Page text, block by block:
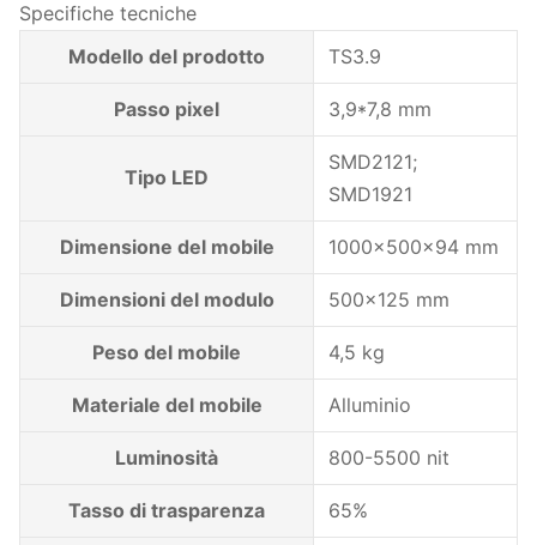
Specifiche tecniche
Modello del prodotto
TS3.9
Passo pixel 3,9*7,8 mm
Tipo LED
SMD2121;
SMD1921
Dimensione del mobile 1000x500x94 mm
Dimensioni del modulo 500x125 mm
Peso del mobile 4,5 kg
Materiale del mobile Alluminio
Luminosità 800-5500 nit
Tasso di trasparenza 65%